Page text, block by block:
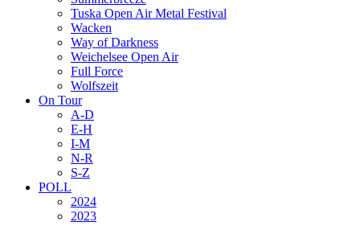
Tuska Open Air Metal Festival
Wacken
Way of Darkness
Weichelsee Open Air
Full Force
Wolfszeit
On Tour
A-D
E-H
I-M
N-R
S-Z
POLL
2024
2023